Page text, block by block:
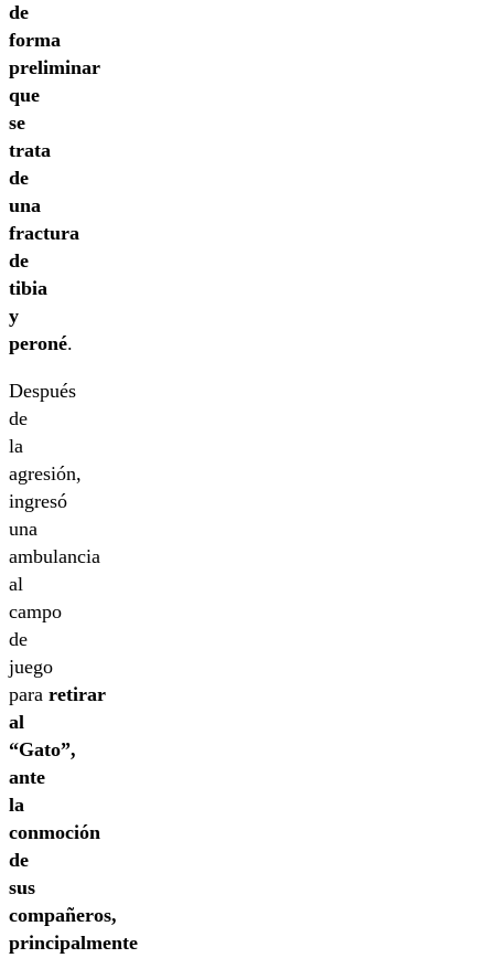
de
forma
preliminar
que
se
trata
de
una
fractura
de
tibia
y
peroné.
Después
de
la
agresión,
ingresó
una
ambulancia
al
campo
de
juego
para retirar
al
“Gato”,
ante
la
conmoción
de
sus
compañeros,
principalmente